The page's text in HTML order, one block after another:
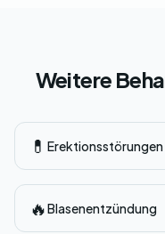
Weitere
💊 Erektionsstörungen
🔥Blasenentzündung